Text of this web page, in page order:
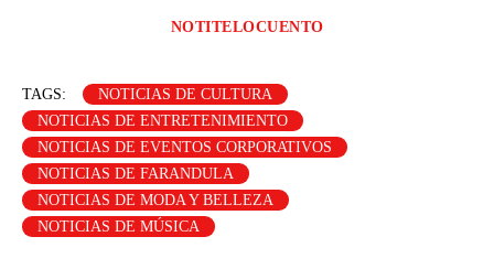
NOTITELOCUENTO
TAGS:
NOTICIAS DE CULTURA
NOTICIAS DE ENTRETENIMIENTO
NOTICIAS DE EVENTOS CORPORATIVOS
NOTICIAS DE FARANDULA
NOTICIAS DE MODA Y BELLEZA
NOTICIAS DE MÚSICA